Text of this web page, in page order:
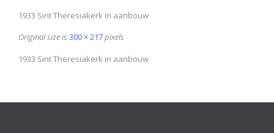
1933 Sint Theresiakerk in aanbouw
Original size is 300 × 217pixels
1933 Sint Theresiakerk in aanbouw